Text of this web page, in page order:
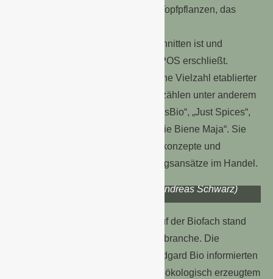
Monosträußen und ausgewählten Topfpflanzen, das
Lebensmitteleinzelhandels zugeschnitten ist und
zusätzliche Umsatzpotenziale am POS erschließt.
Darüber hinaus zeigte Landgard eine Vielzahl etablierter
Eigenmarken und Lizenzen. Dazu zählen unter anderem
„IssReifer“, „Banamigo“, „IssSO“, „IssBio“, „Just Spices“,
„Bloss“, „Evelina“, „Xenia“ sowie „Die Biene Maja“. Sie
stehen für differenzierte Sortimentskonzepte und
zielgruppenspezifische Vermarktungsansätze im Handel.
Nürnberg (Foto: ©Landgard/Andreas Schwarz)
Im Mittelpunkt des Messeauftritts auf der Biofach stand
der intensive Austausch mit der Biobranche. Die
Expertinnen und Experten von Landgard Bio informierten
über das umfassende Sortiment an ökologisch erzeugtem